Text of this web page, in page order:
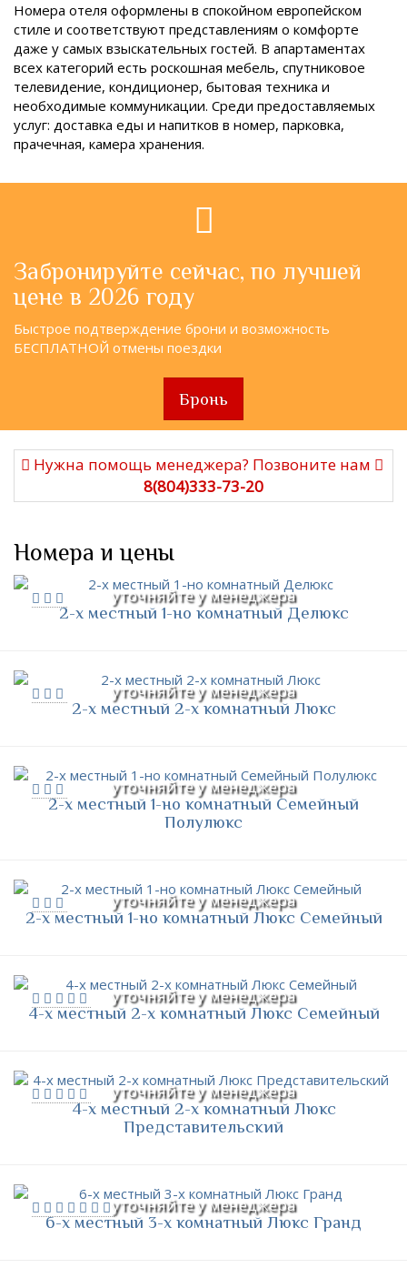
Номера отеля оформлены в спокойном европейском
стиле и соответствуют представлениям о комфорте
даже у самых взыскательных гостей. В апартаментах
всех категорий есть роскошная мебель, спутниковое
телевидение, кондиционер, бытовая техника и
необходимые коммуникации. Среди предоставляемых
услуг: доставка еды и напитков в номер, парковка,
прачечная, камера хранения.
Забронируйте сейчас, по лучшей
цене в 2026 году
Быстрое подтверждение брони и возможность
БЕСПЛАТНОЙ отмены поездки
Бронь
Нужна помощь менеджера? Позвоните нам
8(804)333-73-20
Номера и цены
уточняйте у менеджера
2-х местный 1-но комнатный Делюкс
уточняйте у менеджера
2-х местный 2-х комнатный Люкс
уточняйте у менеджера
2-х местный 1-но комнатный Семейный
Полулюкс
уточняйте у менеджера
2-х местный 1-но комнатный Люкс Семейный
уточняйте у менеджера
4-х местный 2-х комнатный Люкс Семейный
уточняйте у менеджера
4-х местный 2-х комнатный Люкс
Представительский
уточняйте у менеджера
6-х местный 3-х комнатный Люкс Гранд